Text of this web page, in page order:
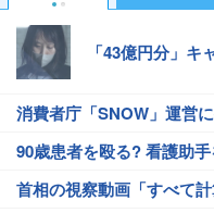
「43億円分」
消費者庁「SNOW」運営
90歳患者を殴る? 看護助
首相の視察動画「すべて計